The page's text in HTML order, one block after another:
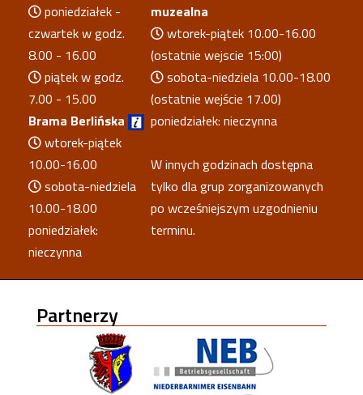
poniedziałek -
czwartek w godz.
8.00 - 16.00
piątek w godz.
7.00 - 15.00
Brama Berlińska
wtorek-piątek
10.00-16.00
sobota-niedziela
10.00-18.00
poniedziałek:
nieczynna
muzealna
wtorek-piątek 10.00-16.00
(ostatnie wejscie 15:00)
sobota-niedziela 10.00-18.00
(ostatnie wejście 17.00)
poniedziałek: nieczynna
W innych godzinach dostępna
tylko dla grup zorganizowanych
po wcześniejszym uzgodnieniu
terminu.
Partnerzy